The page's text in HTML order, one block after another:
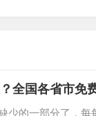
全国各省市免
少的一部分了，